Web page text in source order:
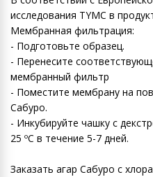
исследования TYMC в
Мембранная фильтрация:
- Подготовьте образец.
- Перенесите
мембранный фильтр
- Поместите мембрану на
Сабуро.
- Инкубируйте чашку с
25 ºC в течение 5-7 дней.
Заказать агар Сабуро с